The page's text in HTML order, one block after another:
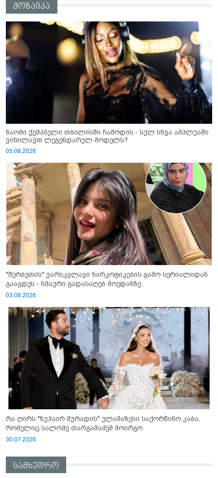
რეჟიმმა დაბომბა ცხინვალი"
მოზაიკა
ნაომი ქემპბელი თბილისში ჩამოდის - სულ სხვა ამპლუაში
ვიხილავთ ლეგენდარულ მოდელს?
05.08.2026
"შერბეთის" ვარსკვლავი ნარკოტიკების გამო სერიალიდან
გააგდეს - ხმაური გადასაღებ მოედანზე
03.08.2026
რა ღირს "ზუჰაირ მურადის" ულამაზესი საქორწინო კაბა,
რომელიც სალომე თარგამაძემ მოირგო
30.07.2026
სამხედრო